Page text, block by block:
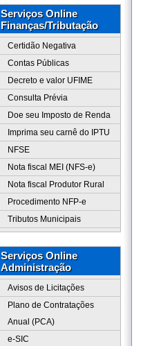
Serviços Online
Finanças/Tributação
Certidão Negativa
Contas Públicas
Decreto e valor UFIME
Consulta Prévia
Doe seu Imposto de Renda
Imprima seu carnê do IPTU
NFSE
Nota fiscal MEI (NFS-e)
Nota fiscal Produtor Rural
Procedimento NFP-e
Tributos Municipais
Serviços Online
Administração
Avisos de Licitações
Plano de Contratações
Anual (PCA)
e-SIC